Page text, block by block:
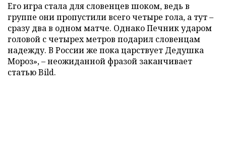
Его игра стала для словенцев шоком, ведь в
группе они пропустили всего четыре гола, а тут –
сразу два в одном матче. Однако Печник ударом
головой с четырех метров подарил словенцам
надежду. В России же пока царствует Дедушка
Мороз», – неожиданной фразой заканчивает
статью Bild.